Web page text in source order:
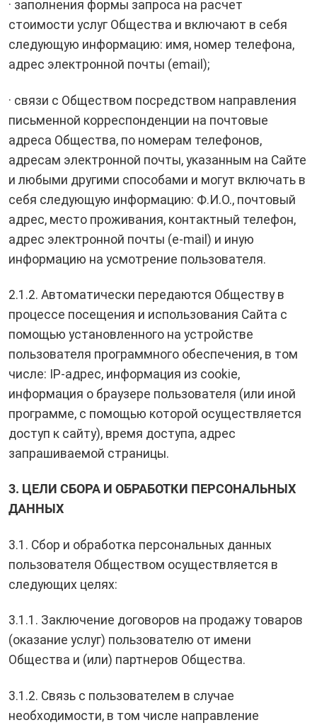
· заполнения формы запроса на расчет
стоимости услуг Общества и включают в себя
следующую информацию: имя, номер телефона,
адрес электронной почты (email);
· связи с Обществом посредством направления
письменной корреспонденции на почтовые
адреса Общества, по номерам телефонов,
адресам электронной почты, указанным на Сайте
и любыми другими способами и могут включать в
себя следующую информацию: Ф.И.О., почтовый
адрес, место проживания, контактный телефон,
адрес электронной почты (e-mail) и иную
информацию на усмотрение пользователя.
2.1.2. Автоматически передаются Обществу в
процессе посещения и использования Сайта с
помощью установленного на устройстве
пользователя программного обеспечения, в том
числе: IP-адрес, информация из cookie,
информация о браузере пользователя (или иной
программе, с помощью которой осуществляется
доступ к сайту), время доступа, адрес
запрашиваемой страницы.
3. ЦЕЛИ СБОРА И ОБРАБОТКИ ПЕРСОНАЛЬНЫХ
ДАННЫХ
3.1. Сбор и обработка персональных данных
пользователя Обществом осуществляется в
следующих целях:
3.1.1. Заключение договоров на продажу товаров
(оказание услуг) пользователю от имени
Общества и (или) партнеров Общества.
3.1.2. Связь с пользователем в случае
необходимости, в том числе направление